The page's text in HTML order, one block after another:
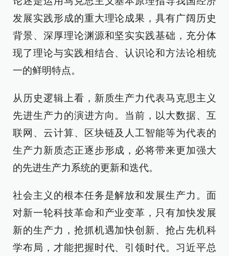
发展实践形成的重大理论成果，具有广阔历史
背景、深厚理论渊源和坚实实践基础，充分体
现了理论与实践相结合、认识论和方法论相统
一的鲜明特点。
从历史逻辑上看，新质生产力代表马克思主义
先进生产力的演进方向。当前，以大数据、互
联网、云计算、区块链及人工智能等为代表的
生产力新质态正逐步形成，必将带来更加强大
的先进生产力系统的更新和迭代。
社会主义的根本任务是解放和发展生产力。面
对新一轮科技革命和产业变革，只有加快发展
新的生产力，抢抓机遇加快创新、抢占先机科
学布局，才能把握时代、引领时代。习近平总